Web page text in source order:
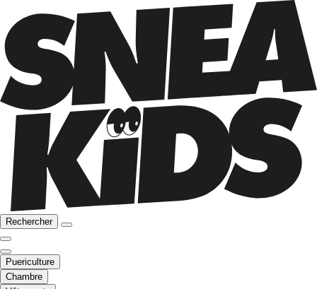
Rechercher
Puericulture
Chambre